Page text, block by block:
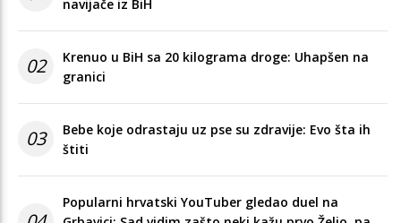
navijače iz BiH
02
Krenuo u BiH sa 20 kilograma droge: Uhapšen na
granici
03
Bebe koje odrastaju uz pse su zdravije: Evo šta ih
štiti
Popularni hrvatski YouTuber gledao duel na